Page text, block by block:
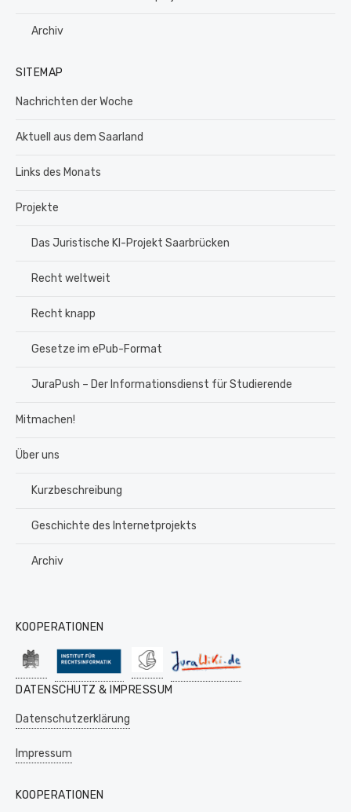
Archiv
SITEMAP
Nachrichten der Woche
Aktuell aus dem Saarland
Links des Monats
Projekte
Das Juristische KI-Projekt Saarbrücken
Recht weltweit
Recht knapp
Gesetze im ePub-Format
JuraPush – Der Informationsdienst für Studierende
Mitmachen!
Über uns
Kurzbeschreibung
Geschichte des Internetprojekts
Archiv
KOOPERATIONEN
DATENSCHUTZ & IMPRESSUM
Datenschutzerklärung
Impressum
KOOPERATIONEN